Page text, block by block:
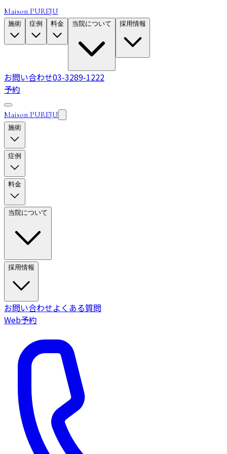
Maison PUREJU
施術 症例 料金 当院について 採用情報
お問い合わせ03-3289-1222
予約
Maison PUREJU
施術
症例
料金
当院について
採用情報
お問い合わせよくある質問
Web予約